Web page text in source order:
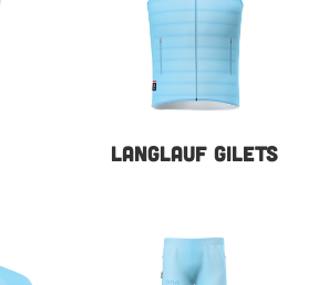
LANGLAUF GILETS